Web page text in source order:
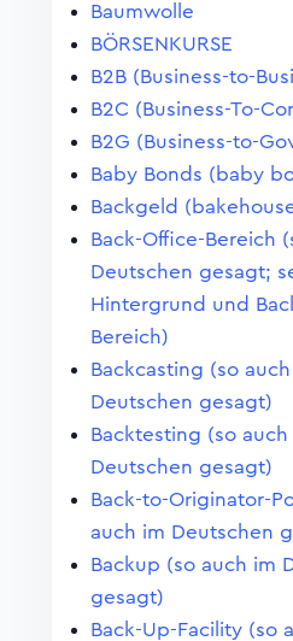
Baumwolle
BÖRSENKURSE
B2B (Business-to-
B2C (Business-To-
B2G (Business-to-
Baby Bonds (baby
Backgeld
Back-Office-Bereich
Deutschen gesagt;
Hintergrund und
Bereich)
Backcasting (so
Deutschen gesagt)
Backtesting (so auch
Deutschen gesagt)
Back-to-Originator-
auch im Deutschen
Backup (so auch im
gesagt)
Back-Up-Facility (so